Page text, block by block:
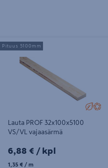
Lauta PROF 32x100x5100 VS/VL
vajaasärmä
Lauta PROF 32x100x5100
VS/VL vajaasärmä
6,88€/kpl
6,88 € / kpl
1,35€/m
1,35 € / m
Pituus 5100mm